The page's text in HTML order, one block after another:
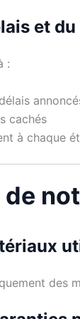
et
:
cachés
à chaque
des